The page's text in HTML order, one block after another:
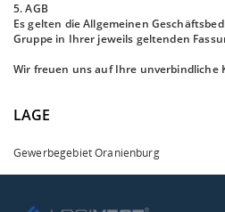
5. AGB
Es gelten die Allgemeinen
Gruppe in Ihrer jeweils geltenden
Wir freuen uns auf Ihre unverbindliche
LAGE
Gewerbegebiet Oranienburg